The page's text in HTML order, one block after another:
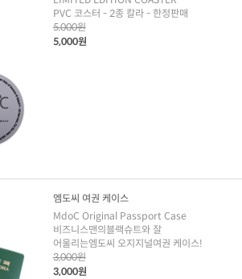
PVC 코스터 - 2종 칼라 - 한정판매
5,000원
5,000원
엠도씨 여권 케이스
MdoC Original Passport Case
비즈니스맨의블랙슈트와 잘
어울리는엠도씨 오지지널여권 케이스!
3,000원
3,000원